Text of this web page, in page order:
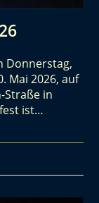
Donnerstag,
Mai 2026, auf
Straße in
ist…